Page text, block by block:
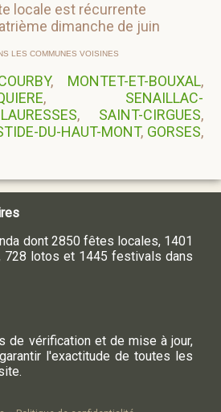
locale est récurrente
dimanche de juin
LES COMMUNES VOISINES
, MONTET-ET-BOUXAL,
, SENAILLAC-
LAURESSES, SAINT-CIRGUES,
DU-HAUT-MONT, GORSES,
dont 2850 fêtes locales, 1401
728 lotos et 1445 festivals dans
de vérification et de mise à jour,
l'exactitude de toutes les